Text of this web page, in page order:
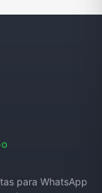
para WhatsApp